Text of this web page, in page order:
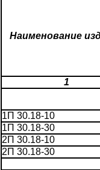
Наименование
1
1П 30.18-10
1П 30.18-30
2П 30.18-10
2П 30.18-30